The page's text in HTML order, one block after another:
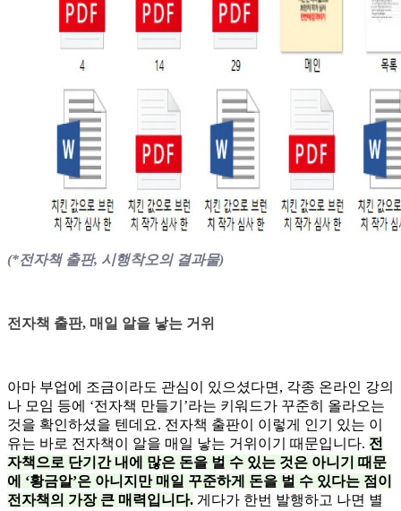
(*전자책 출판, 시행착오의 결과물)
전자책 출판, 매일 알을 낳는 거위
아마 부업에 조금이라도 관심이 있으셨다면, 각종 온라인 강의
나 모임 등에 ‘전자책 만들기’라는 키워드가 꾸준히 올라오는
것을 확인하셨을 텐데요. 전자책 출판이 이렇게 인기 있는 이
유는 바로 전자책이 알을 매일 낳는 거위이기 때문입니다. 전
자책으로 단기간 내에 많은 돈을 벌 수 있는 것은 아니기 때문
에 ‘황금알’은 아니지만 매일 꾸준하게 돈을 벌 수 있다는 점이
전자책의 가장 큰 매력입니다. 게다가 한번 발행하고 나면 별